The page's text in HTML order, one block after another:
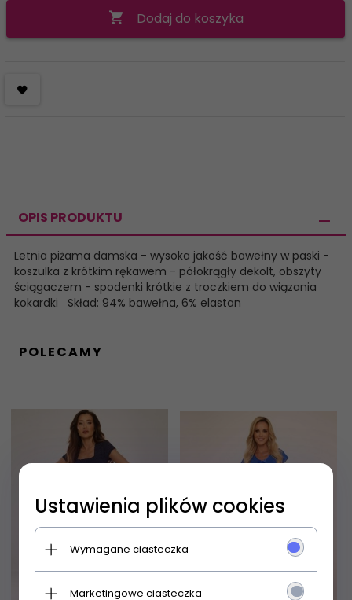
Dodaj do koszyka
OPIS PRODUKTU
Letnia piżama damska - wysoka jakość bawełny w paski -
koszulka z krótkim rękawem - półokrągły dekolt, obszyty
ściągaczem - spodenki krótkie z troczkiem do wiązania
kokardki Skład: 94% bawełna, 6% elastan
POLECAMY
Ustawienia plików cookies
Wymagane ciasteczka
Marketingowe ciasteczka